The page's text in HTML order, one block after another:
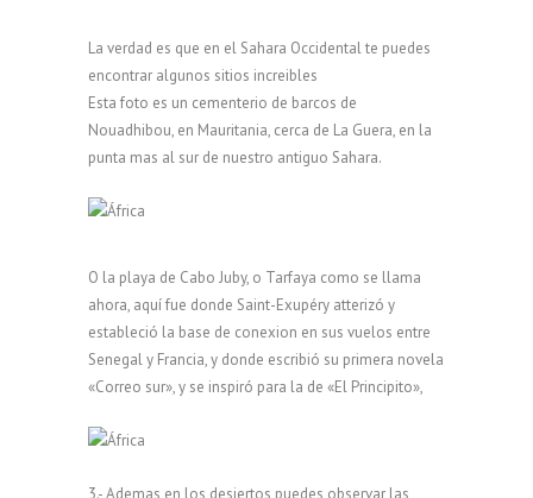
La verdad es que en el Sahara Occidental te puedes
encontrar algunos sitios increibles
Esta foto es un cementerio de barcos de
Nouadhibou, en Mauritania, cerca de La Guera, en la
punta mas al sur de nuestro antiguo Sahara.
O la playa de Cabo Juby, o Tarfaya como se llama
ahora, aquí fue donde Saint-Exupéry atterizó y
estableció la base de conexion en sus vuelos entre
Senegal y Francia, y donde escribió su primera novela
«Correo sur», y se inspiró para la de «El Principito»,
3.- Ademas en los desiertos puedes observar las